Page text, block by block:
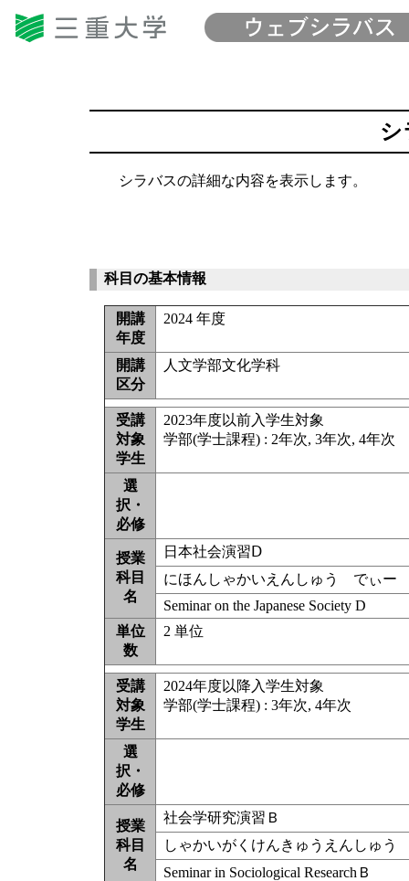
シ
シラバスの詳細な内容を表示します。
科目の基本情報
開講
年度
2024 年度
開講
区分
人文学部文化学科
受講
対象
学生
2023年度以前入学生対象
学部(学士課程) : 2年次, 3年次, 4年次
選
択・
必修
授業
科目
名
日本社会演習Ⅾ
にほんしゃかいえんしゅう でぃー
Seminar on the Japanese Society D
単位
数
2 単位
受講
対象
学生
2024年度以降入学生対象
学部(学士課程) : 3年次, 4年次
選
択・
必修
授業
科目
名
社会学研究演習Ｂ
しゃかいがくけんきゅうえんしゅ
Seminar in Sociological ResearchＢ